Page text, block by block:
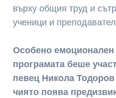
върху общия труд и
ученици и
Особено
програмата беше
певец Никола Тодоров
чиято поява